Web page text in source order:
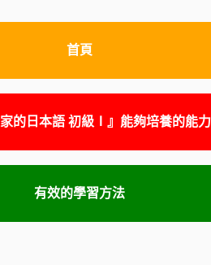
首頁
的日本語 初級Ⅰ』能夠培養的能力
有效的學習方法